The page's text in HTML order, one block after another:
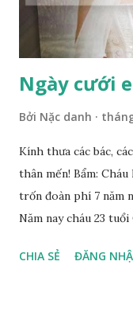
Ngày cưới
Bởi Nặc danh
Kính thưa các bác,
thân mến! Bẩm:
trốn đoàn phí 7 năm
Năm nay cháu 23
phải cưỡng bức chứ
vàng phút bạc giây
CHIA SẺ ĐĂNG